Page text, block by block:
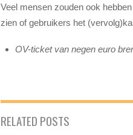
Veel mensen zouden ook
zien of gebruikers het
OV-ticket van negen euro
RELATED POSTS